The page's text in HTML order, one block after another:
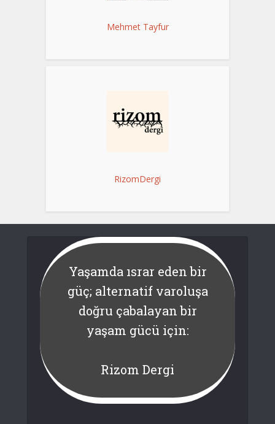
Mehmet Tayfur
RizomDergi
Yaşamda ısrar eden bir
güç; alternatif varoluşa
doğru çabalayan bir
yaşam gücü için:
Rizom Dergi